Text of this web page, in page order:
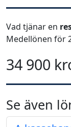
Vad tjänar en
Medellönen för
34 900
Se även